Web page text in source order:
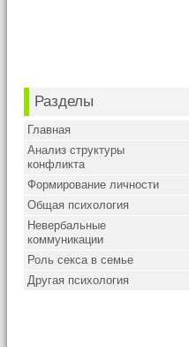
Разделы
Главная
Анализ структуры
конфликта
Формирование личности
Общая психология
Невербальные
коммуникации
Роль секса в семье
Другая психология